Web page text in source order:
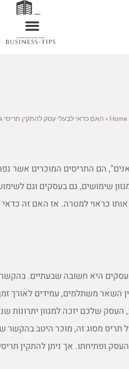
Home
» האם כדאי לבעלי עסק להתקין תריסי
הם התריסים המוכרים אשר
שימושים, גם בעסקים וגם
כראוי למטרה. אז האם זה כדאי
היא חשובה שבעתיים. בהקשר
השאר משתלמים, עמידים לאורך
, העסק שלכם יזכה למגוון
תריס מסוג זה, מוכר היטב בהקשר
ופתיחתו. אך ניתן להתקין